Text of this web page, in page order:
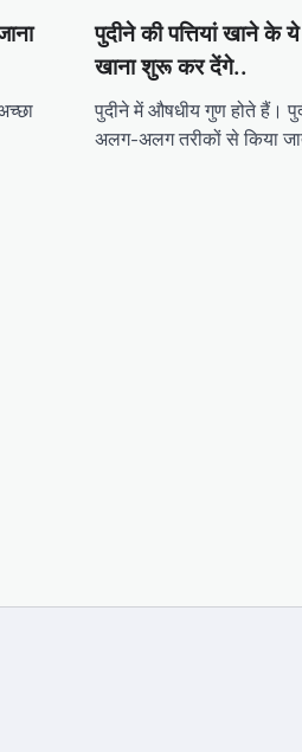
पुदीने की पत्तियां खाने के
खाना शुरू कर देंगे..
पुदीने में औषधीय गुण होते हैं।
अलग-अलग तरीकों से किया